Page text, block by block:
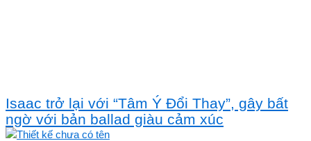
Isaac trở lại với “Tâm Ý Đổi Thay”, gây bất
ngờ với bản ballad giàu cảm xúc